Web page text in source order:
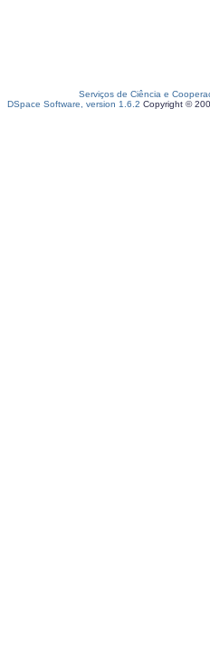
Serviços de Ciência e
DSpace Software, version 1.6.2 Copyright ©